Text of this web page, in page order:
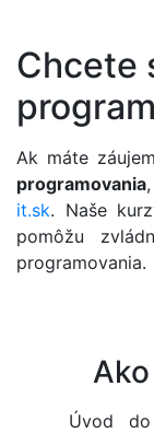
Chcete
Ak máte
programovania
it.sk. Naše
pomôžu
programovania.
Úvod